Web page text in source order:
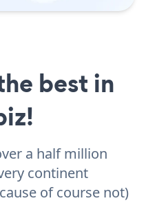
best in
a half million
continent
of course not)